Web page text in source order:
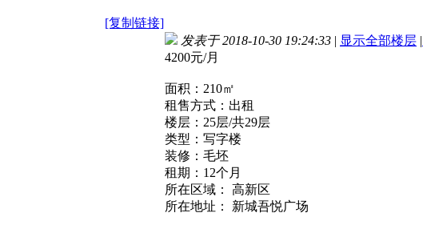
[复制链接]
发表于 2018-10-30 19:24:33 | 显示全部楼层 |
4200元/月
面积：210㎡
租售方式：出租
楼层：25层/共29层
类型：写字楼
装修：毛坯
租期：12个月
所在区域： 高新区
所在地址： 新城吾悦广场